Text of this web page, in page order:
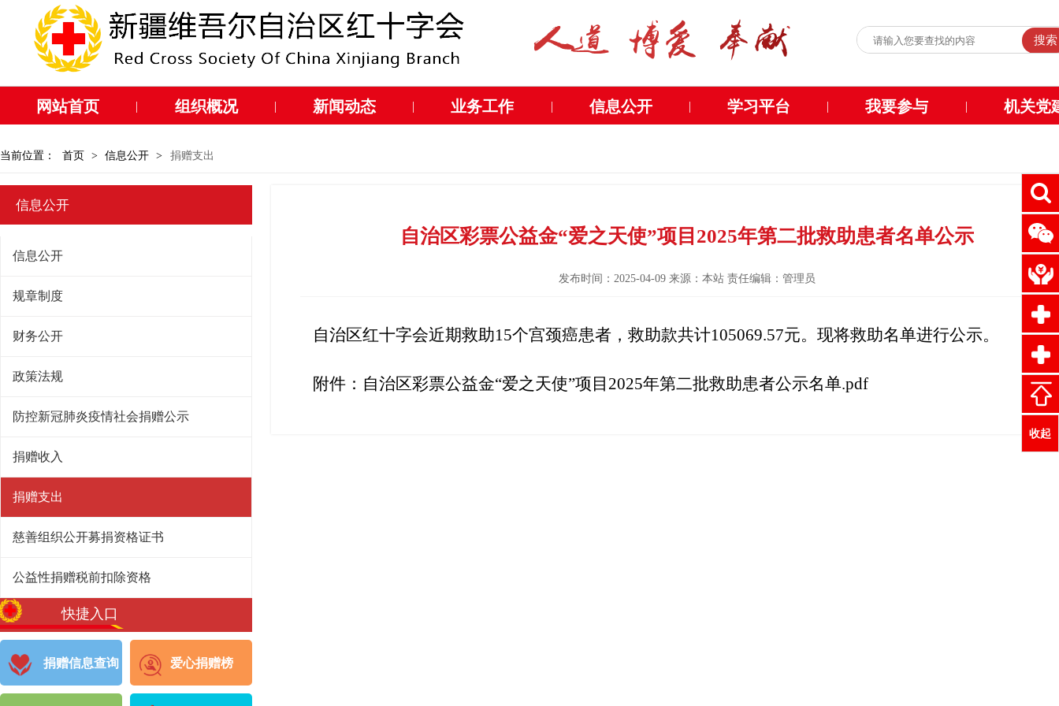
搜索
网站首页 | 组织概况 | 新闻动态 | 业务工作 | 信息公开 | 学习平台 | 我要参与 | 机关党
当前位置： 首页 > 信息公开 > 捐赠支出
信息公开
信息公开
规章制度
财务公开
政策法规
防控新冠肺炎疫情社会捐赠公示
捐赠收入
捐赠支出
慈善组织公开募捐资格证书
公益性捐赠税前扣除资格
快捷入口
捐赠信息查询 爱心捐赠榜
自治区彩票公益金“爱之天使”项目2025年第二批救助患者名单公示
发布时间：2025-04-09 来源：本站 责任编辑：管理员
自治区红十字会近期救助15个宫颈癌患者，救助款共计105069.57元。现将救助名单进行公示。
附件： 自治区彩票公益金“爱之天使”项目2025年第二批救助患者公示名单.pdf
收起